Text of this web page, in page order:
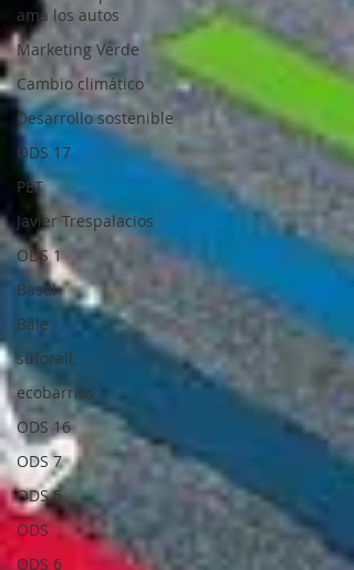
ama los autos
Marketing Verde
Cambio climático
Desarrollo sostenible
ODS 17
PET
Javier Trespalacios
ODS 1
Basel
Bâle
suforall
ecobarrios
ODS 16
ODS 7
ODS 5
ODS
ODS 6